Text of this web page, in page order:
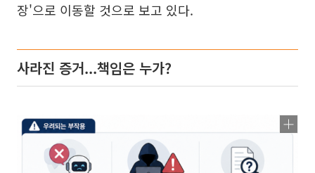
장'으로 이동할 것으로 보고 있다.
사라진 증거...책임은 누가?